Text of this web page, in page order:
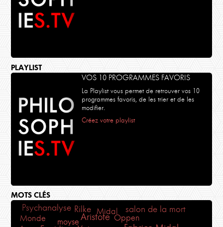
PLAYLIST
VOS 10 PROGRAMMES FAVORIS
La Playlist vous permet de retrouver vos 10
programmes favoris, de les trier et de les
modifier.
Créez votre playlist
MOTS CLÉS
Psychanalyse Rilke Midal
salon de la mort
Monde
moyseAristoteOppen